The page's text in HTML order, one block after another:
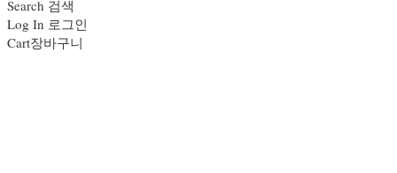
Search 검색
Log In 로그인
Cart장바구니